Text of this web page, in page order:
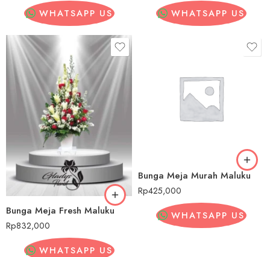
WHATSAPP US
WHATSAPP US
Bunga Meja Fresh Maluku
Rp832,000
WHATSAPP US
Bunga Meja Murah Maluku
Rp425,000
WHATSAPP US